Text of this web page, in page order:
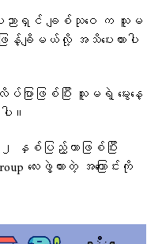
ာရှင် ချစ်သုဝေ က သူမ
ချိမယ်လို့ အသိပေးထားပါ
ာဖြစ်ပြီး သူမရဲ့ မွေးနေ့
။
စ်ပြည့်တာဖြစ်ပြီး
လေးဖွဲ့ထားတဲ့ အကြောင်းကို